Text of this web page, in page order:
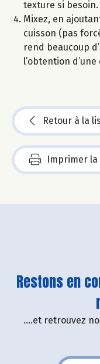
texture si besoin.
Mixez, en
cuisson (pas
rend beaucoup
l’obtention
Retour à la
Imprimer
Restons en
....et retrouvez